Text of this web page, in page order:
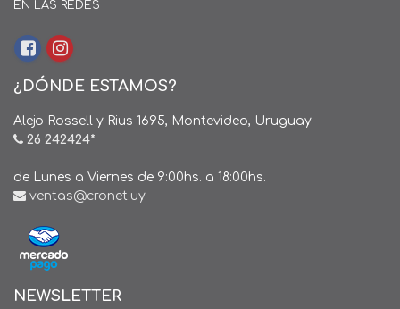
EN LAS REDES
¿DÓNDE ESTAMOS?
Alejo Rossell y Rius 1695, Montevideo, Uruguay
26 242424*
de Lunes a Viernes de 9:00hs. a 18:00hs.
ventas@cronet.uy
NEWSLETTER